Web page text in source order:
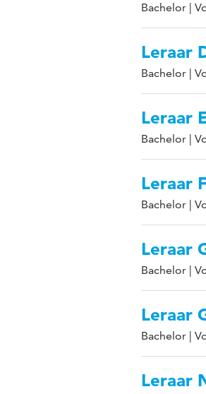
Bachelor |
Leraar
Bachelor |
Leraar
Bachelor |
Leraar
Bachelor |
Leraar
Bachelor |
Leraar
Bachelor |
Leraar